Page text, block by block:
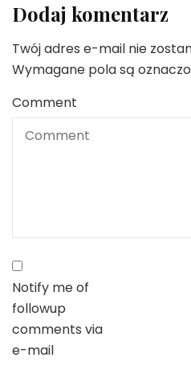
Dodaj komentarz
Twój adres e-mail nie
Wymagane pola są
Comment
Notify me of
followup
comments via
e-mail